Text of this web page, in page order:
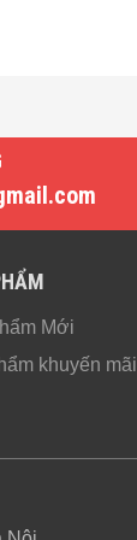
Mới
khuyến mãi